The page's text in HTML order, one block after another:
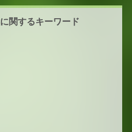
関するキーワード